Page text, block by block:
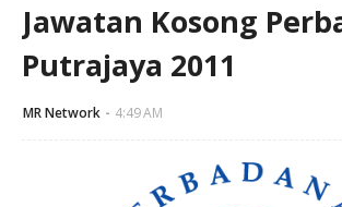
Jawatan Kosong
Putrajaya 2011
MR Network 4:49 AM